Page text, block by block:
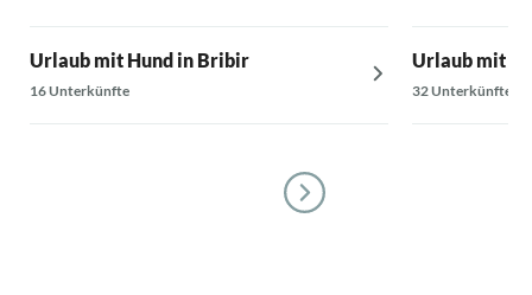
Urlaub mit Hund in Bribir
16 Unterkünfte
Urlaub mit
32 Unterkünfte